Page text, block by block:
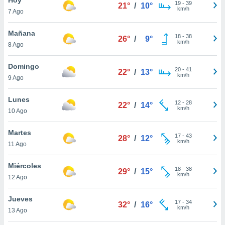
en
más
nuestra
de
cookies
aceptar
7 Ago
21° / 10° 19- 39
km/h
Mañana
8 Ago
26° / 9° 18- 38
km/h
Domingo
9 Ago
22° / 13° 20- 41
km/h
Lunes
10 Ago
22° / 14° 12- 28
km/h
Martes
11 Ago
28° / 12° 17- 43
km/h
Miércoles
12 Ago
29° / 15° 18- 38
km/h
Jueves
13 Ago
32° / 16° 17- 34
km/h